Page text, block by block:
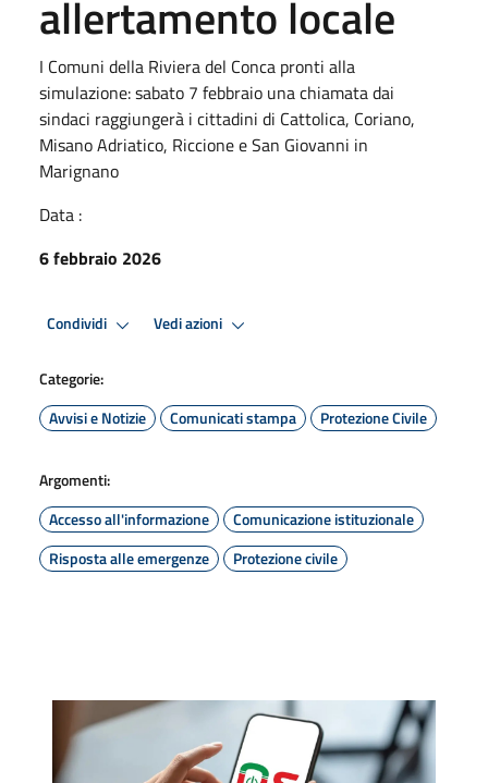
allertamento locale
I Comuni della Riviera del Conca pronti alla
simulazione: sabato 7 febbraio una chiamata dai
sindaci raggiungerà i cittadini di Cattolica, Coriano,
Misano Adriatico, Riccione e San Giovanni in
Marignano
Data :
6 febbraio 2026
Condividi Vedi azioni
Categorie:
Avvisi e Notizie
Comunicati stampa Protezione Civile
Argomenti:
Accesso all'informazione
Comunicazione istituzionale
Risposta alle emergenze
Protezione civile